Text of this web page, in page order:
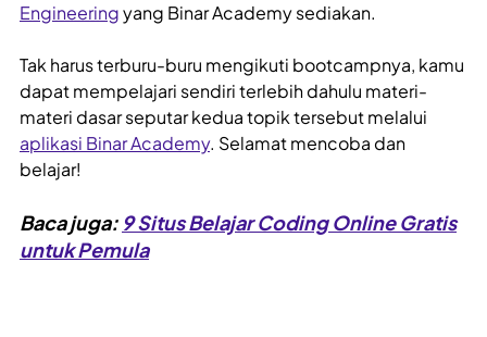
Engineeringyang Binar Academy sediakan.
Tak harus terburu-buru mengikuti bootcampnya, kamu
dapat mempelajari sendiri terlebih dahulu materi-
materi dasar seputar kedua topik tersebut melalui
aplikasi Binar Academy. Selamat mencoba dan
belajar!
Baca juga: 9 Situs Belajar Coding Online Gratis
untuk Pemula